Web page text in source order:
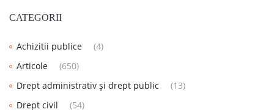
CATEGORII
Achizitii publice
(4)
Articole
(650)
Drept administrativ și drept public
(13)
Drept civil
(54)